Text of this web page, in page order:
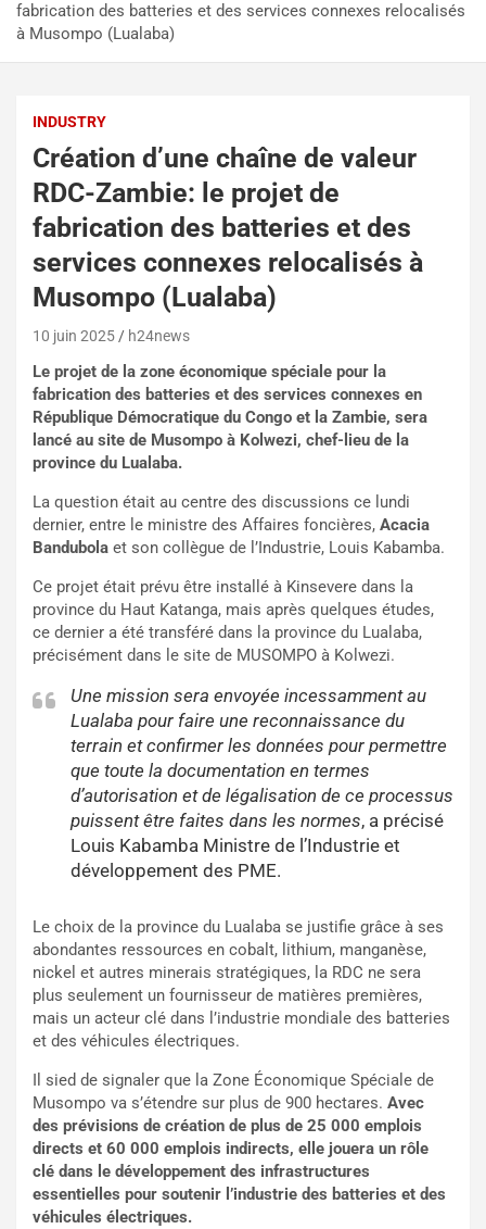
fabrication des batteries et des services connexes relocalisés
à Musompo (Lualaba)
INDUSTRY
Création d’une chaîne de valeur
RDC-Zambie: le projet de
fabrication des batteries et des
services connexes relocalisés à
Musompo (Lualaba)
10 juin 2025 h24news
Le projet de la zone économique spéciale pour la
fabrication des batteries et des services connexes en
République Démocratique du Congo et la Zambie, sera
lancé au site de Musompo à Kolwezi, chef-lieu de la
province du Lualaba.
La question était au centre des discussions ce lundi
dernier, entre le ministre des Affaires foncières, Acacia
Bandubola et son collègue de l’Industrie, Louis Kabamba.
Ce projet était prévu être installé à Kinsevere dans la
province du Haut Katanga, mais après quelques études,
ce dernier a été transféré dans la province du Lualaba,
précisément dans le site de MUSOMPO à Kolwezi.
Une mission sera envoyée incessamment au
Lualaba pour faire une reconnaissance du
terrain et confirmer les données pour permettre
que toute la documentation en termes
d’autorisation et de légalisation de ce processus
puissent être faites dans les normes, a précisé
Louis Kabamba Ministre de l’Industrie et
développement des PME.
Le choix de la province du Lualaba se justifie grâce à ses
abondantes ressources en cobalt, lithium, manganèse,
nickel et autres minerais stratégiques, la RDC ne sera
plus seulement un fournisseur de matières premières,
mais un acteur clé dans l’industrie mondiale des batteries
et des véhicules électriques.
Il sied de signaler que la Zone Économique Spéciale de
Musompo va s’étendre sur plus de 900 hectares. Avec
des prévisions de création de plus de 25 000 emplois
directs et 60 000 emplois indirects, elle jouera un rôle
clé dans le développement des infrastructures
essentielles pour soutenir l’industrie des batteries et des
véhicules électriques.